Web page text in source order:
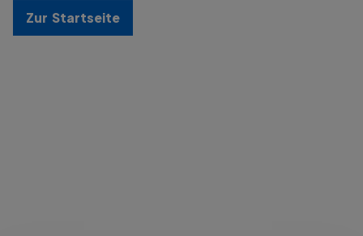
Zur Startseite